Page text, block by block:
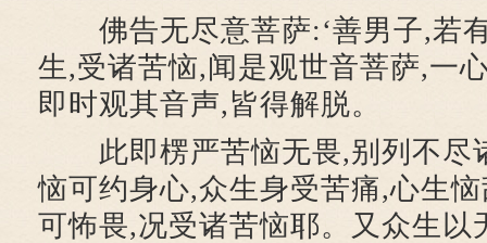
佛告无尽意菩萨:‘善男子,若
生,受诸苦恼,闻是观世音菩萨,一
即时观其音声,皆得解脱。
此即楞严苦恼无畏,别列不尽
恼可约身心,众生身受苦痛,心生
可怖畏,况受诸苦恼耶。又众生以